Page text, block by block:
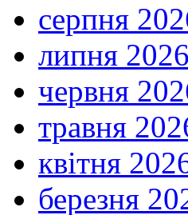
серпня
липня
червня
травня
квітня
березня